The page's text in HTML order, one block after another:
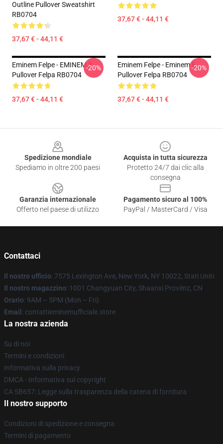
Outline Pullover Sweatshirt
RB0704
37,67 € - 44,11 €
37,67 € - 44,11 €
Eminem Felpe - EMINEM 2
Pullover Felpa RB0704
37,67 € - 44,11 €
-20%
Eminem Felpe - Eminem E
Pullover Felpa RB0704
37,67 € - 44,11 €
-20%
Spedizione mondiale
Spediamo in oltre 200 paesi
Acquista in tutta sicurezza
Protetto 24/7 dai clic alla
consegna
Garanzia internazionale
Offerto nel paese di utilizzo
Pagamento sicuro al 100%
PayPal / MasterCard / Visa
Contattaci
Il nostro ufficio: 7575 Lexington Ave, New York, NY 10022, Stati Uniti
Il nostro magazzino: 1001 Changyuan City, Shaanxi Provënz, CN
Orario: 9AM – 5PM (Mon – Fri)
Email : contattieminemufficiale.store
La nostra azienda
Su di noi
Termini e condizioni
Informativa sulla privacy
DMCA - Informativa sul copyright
CA SB657: Legge sulla trasparenza della catena di fornitura
Il nostro supporto
Condizioni di spedizione e consegna
Termini di pagamento